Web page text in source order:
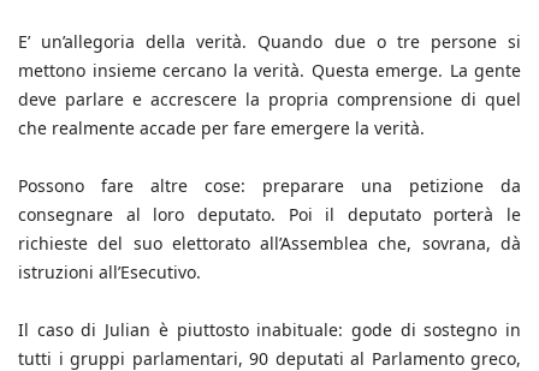
E’ un’allegoria della verità. Quando due o tre persone si
mettono insieme cercano la verità. Questa emerge. La gente
deve parlare e accrescere la propria comprensione di quel
che realmente accade per fare emergere la verità.
Possono fare altre cose: preparare una petizione da
consegnare al loro deputato. Poi il deputato porterà le
richieste del suo elettorato all’Assemblea che, sovrana, dà
istruzioni all’Esecutivo.
Il caso di Julian è piuttosto inabituale: gode di sostegno in
tutti i gruppi parlamentari, 90 deputati al Parlamento greco,